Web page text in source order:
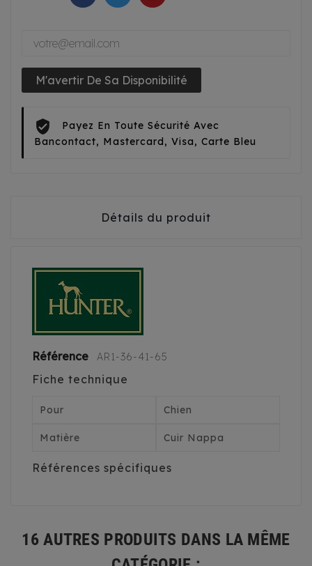
M'avertir De Sa Disponibilité
Payez En Toute Sécurité Avec
Bancontact, Mastercard, Visa, Carte Bleu
Détails du produit
Référence AR1-36-41-65
Fiche technique
Pour Chien
Matière Cuir Nappa
Références spécifiques
16 AUTRES PRODUITS DANS LA MÊME